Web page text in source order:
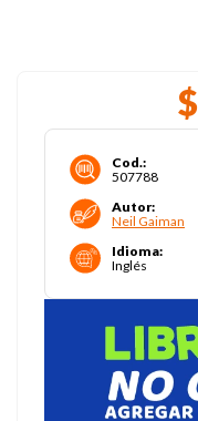
$
Cod.:
507788
Autor:
Neil Gaiman
Idioma:
Inglés